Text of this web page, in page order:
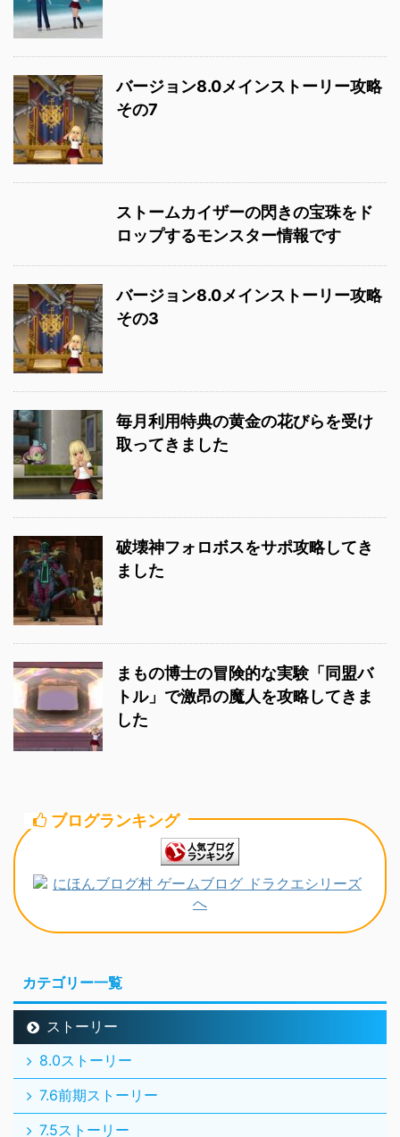
バージョン8.0メインストーリー攻略
その7
ストームカイザーの閃きの宝珠をド
ロップするモンスター情報です
バージョン8.0メインストーリー攻略
その3
毎月利用特典の黄金の花びらを受け
取ってきました
破壊神フォロボスをサポ攻略してき
ました
まもの博士の冒険的な実験「同盟バ
トル」で激昂の魔人を攻略してきま
した
ブログランキング
カテゴリー一覧
ストーリー
8.0ストーリー
7.6前期ストーリー
7.5ストーリー